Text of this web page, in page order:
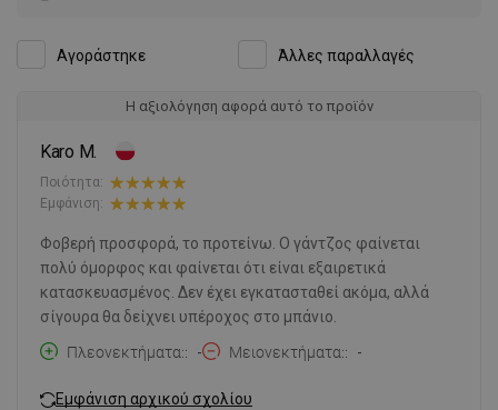
Αγοράστηκε Άλλες παραλλαγές
Η αξιολόγηση αφορά αυτό το προϊόν
Karo M.
Ποιότητα:
Εμφάνιση:
Φοβερή προσφορά, το προτείνω. Ο γάντζος φαίνεται
πολύ όμορφος και φαίνεται ότι είναι εξαιρετικά
κατασκευασμένος. Δεν έχει εγκατασταθεί ακόμα, αλλά
σίγουρα θα δείχνει υπέροχος στο μπάνιο.
Πλεονεκτήματα:
- Μειονεκτήματα: -
Εμφάνιση αρχικού σχολίου